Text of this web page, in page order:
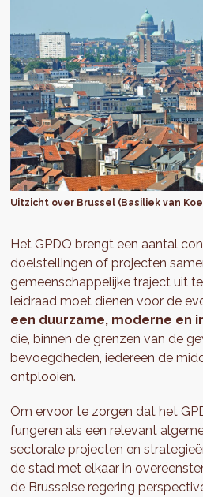
Uitzicht over Brussel (Basiliek van
Het GPDO brengt een aantal
doelstellingen of projecten
gemeenschappelijke traject uit
leidraad moet dienen voor de
een duurzame, moderne en
die, binnen de grenzen van de
bevoegdheden, iedereen de
ontplooien.
Om ervoor te zorgen dat het
fungeren als een relevant
sectorale projecten en
de stad met elkaar in
de Brusselse regering